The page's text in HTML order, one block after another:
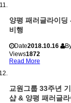
양평 패러글라이딩
비행
Date2018.10.16
Views1872
Read More
교원그룹 33주년
샵 & 양평 패러글